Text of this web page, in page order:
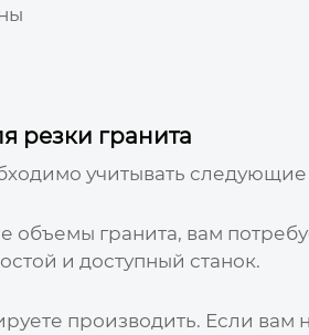
резки гранита
учитывать
объемы гранита, вам
и доступный станок.
производить. Если вам